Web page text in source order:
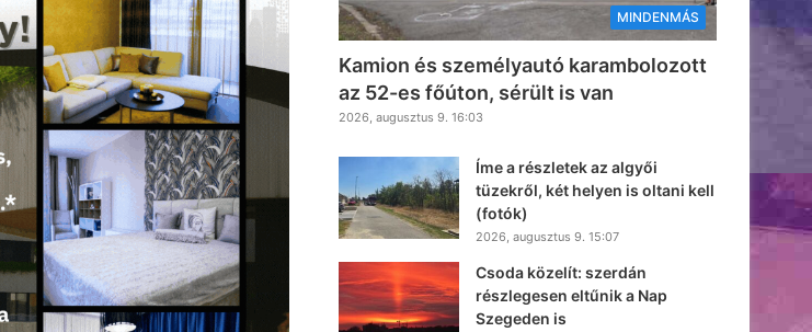
MINDENMÁS
Kamion és személyautó karambolozott
az 52-es főúton, sérült is van
2026, augusztus 9. 16:03
Íme a részletek az algyői
tüzekről, két helyen is oltani kell
(fotók)
2026, augusztus 9. 15:07
Csoda közelít: szerdán
részlegesen eltűnik a Nap
Szegeden is